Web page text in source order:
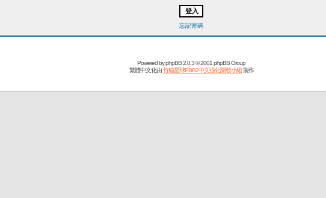
忘記密碼
Powered byphpBB2.0.3 © 2001 phpBB Group
繁體中文化由竹貓星球PBB2中文強化開發小組製作